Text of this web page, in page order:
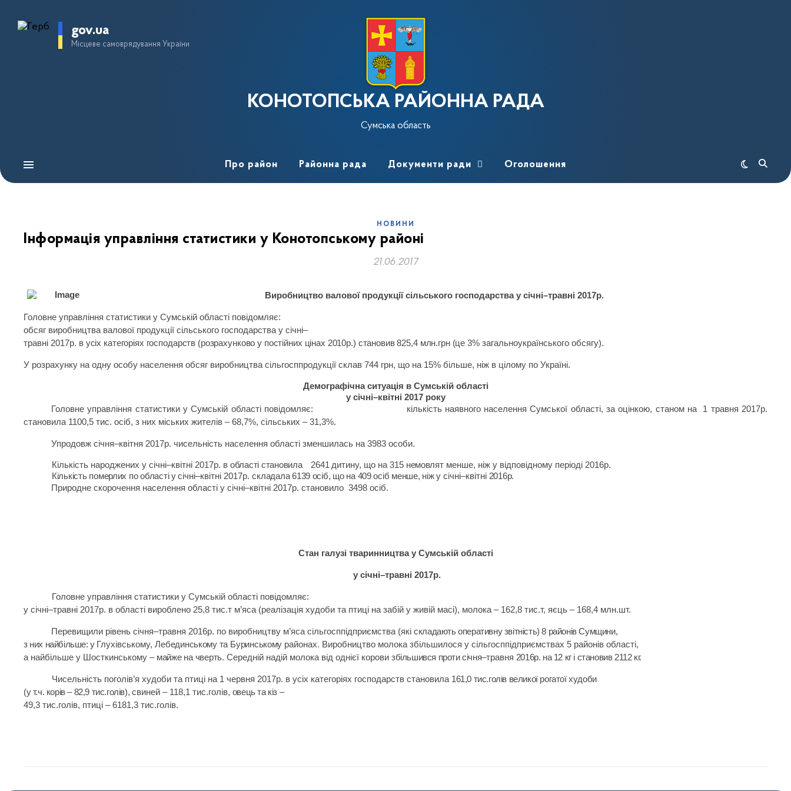
gov.ua
Місцеве самоврядування України
КОНОТОПСЬКА РАЙОННА РАДА
Сумська область
Про район Районна рада Документи ради Оголошення
НОВИНИ
Інформація управління статистики у Конотопському районі
21.06.2017
Виробництво валової продукції сільського господарства у січні–травні 2017р.
Головне управління статистики у Сумській області повідомляє:
обсяг виробництва валової продукції сільського господарства у січні–
травні 2017р. в усіх категоріях господарств (розрахунково у постійних цінах 2010р.) становив 825,4 млн.грн (це 3% загальноукраїнського обсягу).
У розрахунку на одну особу населення обсяг виробництва сільгосппродукції склав 744 грн, що на 15% більше, ніж в цілому по Україні.
Демографічна ситуація в Сумській області
у січні–квітні 2017 року
Головне управління статистики у Сумській області повідомляє:
кількість наявного населення Сумської області, за оцінкою, станом на
1 травня 2017р.
становила 11 00,5 тис. осіб, з них міських жителів –68,7%, сільських – 31,3%.
Упродовж січня–квітня 2017р. чисельність населення області зменшилась на3983особи.
Кількість народжених у січні–квітні 2017р. в області становила 2641 дитину, що на 315 немовлятменше, ніж у відповідному періоді 2016р.
Кількість померлих по області усічні–квітні 2017р.складала 6139 осіб, що на 409 осіб менше, ніж у січні–квітні 2016р.
Природне скорочення населення області у січні–квітні 2017р. становило 3498 осіб.
Стан галузі тваринництва у Сумській області
у січні–травні 2017р.
Головне управління статистики у Сумській області повідомляє:
у січні–травні 2017р. в області вироблено 25,8 тис.т м’яса (реалізація худоби та птиці на забій у живій масі), молока – 162,8 тис.т, яєць – 168,4 млн.шт.
Перевищили рівень січня–травня 2016р. по виробництву м’яса сільгосппідприємства (якіскладають оперативну звітність) 8 районів Сумщини,
з них найбільше: у Глухівському,Лебединському та Буринському районах. Виробництво молоказбільшилося у сільгосппідприємствах 5 районів області,
а найбільше у Шосткинському – майже на чверть. Середній надій молока від однієї корови збільшився проти січня–травня 2016р. на 12 кг і становив 2112 кг.
Чисельність поголів’я худоби та птиці на 1 червня 2017р. в усіх категоріях господарств становила 161,0 тис.голів великої рогатої худоби
(у т.ч. корів – 82,9 тис.голів), свиней – 118,1 тис.голів, овець та кіз –
49,3 тис.голів, птиці – 6181,3 тис.голів.